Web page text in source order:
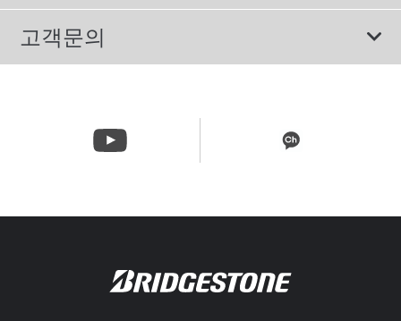
SUV/RV 타이어
겨울용 타이어
개인정보처리방침
회사소개
올림픽활동
뉴스릴리즈
고객문의
주문&배송 문의 070-4398-2824